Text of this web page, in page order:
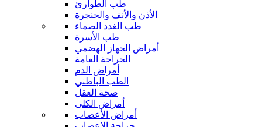
طب الطوارئ
الأذن والأنف والحنجرة
طب الغدد الصماء
طب الأسرة
أمراض الجهاز الهضمي
الجراحة العامة
أمراض الدم
الطب الباطني
صحة العقل
أمراض الكلى
أمراض الأعصاب